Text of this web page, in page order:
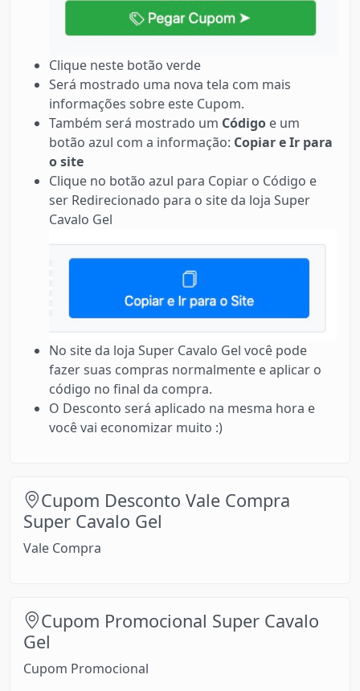
Clique neste botão verde
Será mostrado uma nova tela com mais
informações sobre este Cupom.
Também será mostrado um Código e um
botão azul com a informação: Copiar e Ir para
o site
Clique no botão azul para Copiar o Código e
ser Redirecionado para o site da loja Super
Cavalo Gel
No site da loja Super Cavalo Gel você pode
fazer suas compras normalmente e aplicar o
código no final da compra.
O Desconto será aplicado na mesma hora e
você vai economizar muito :)
Cupom Desconto Vale Compra
Super Cavalo Gel
Vale Compra
Cupom Promocional Super Cavalo
Gel
Cupom Promocional